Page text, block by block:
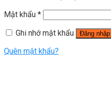
Mật khẩu *
Ghi nhớ mật khẩu
Đăng nhập
Quên mật khẩu?